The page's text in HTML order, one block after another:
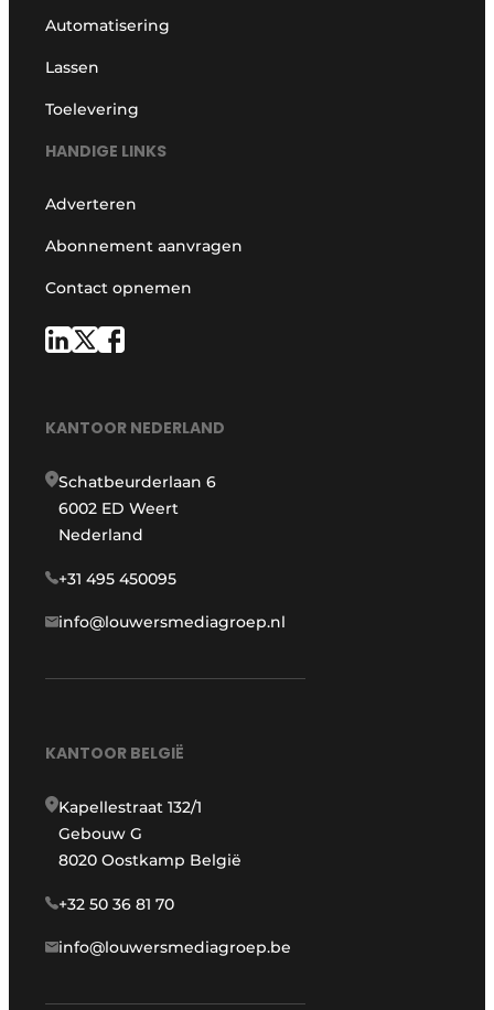
Automatisering
Lassen
Toelevering
HANDIGE LINKS
Adverteren
Abonnement aanvragen
Contact opnemen
KANTOOR NEDERLAND
Schatbeurderlaan 6
6002 ED Weert
Nederland
+31 495 450095
info@louwersmediagroep.nl
KANTOOR BELGIË
Kapellestraat 132/1
Gebouw G
8020 Oostkamp België
+32 50 36 81 70
info@louwersmediagroep.be